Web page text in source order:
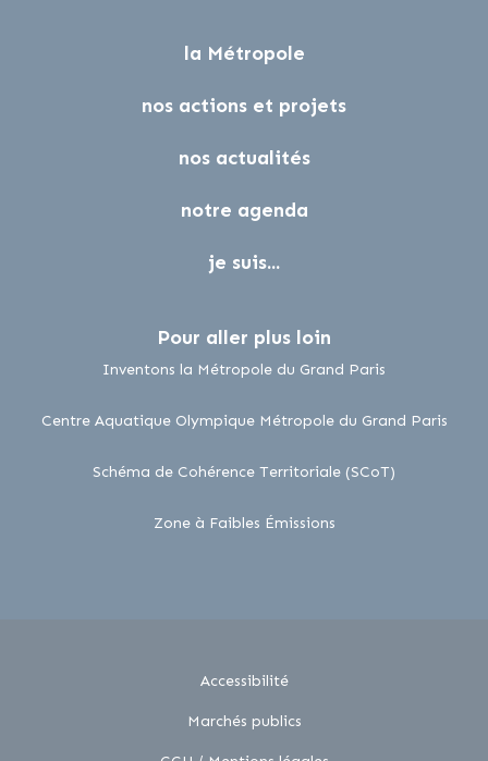
la Métropole
nos actions et projets
nos actualités
notre agenda
je suis...
Pour aller plus loin
Inventons la Métropole du Grand Paris
Centre Aquatique Olympique Métropole du Grand Parislien
Schéma de Cohérence Territoriale (SCoT)
Zone à Faibles Émissionslien externe
Accessibilité
Marchés publics